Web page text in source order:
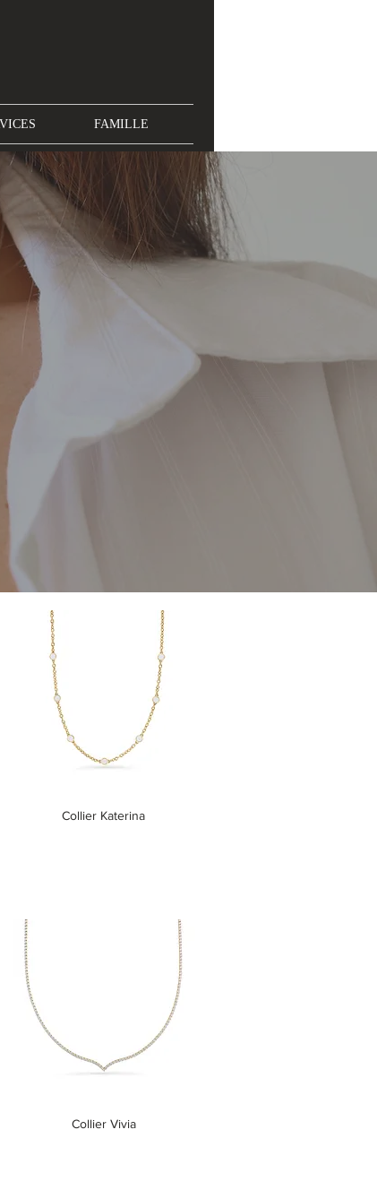
FAMILLE
Collier Katerina
Collier Vivia